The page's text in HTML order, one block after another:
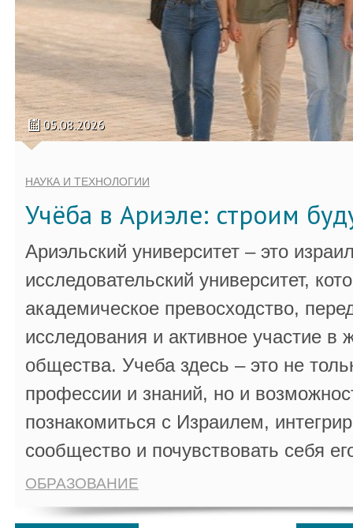
05.08.2026
НАУКА И ТЕХНОЛОГИИ
Учёба в Ариэле: строим
Ариэльский университет – это
исследовательский университет,
академическое превосходство,
исследования и активное участие в
общества. Учеба здесь – это не
профессии и знаний, но и
познакомиться с Израилем,
сообщество и почувствовать себя
ОБРАЗОВАНИЕ